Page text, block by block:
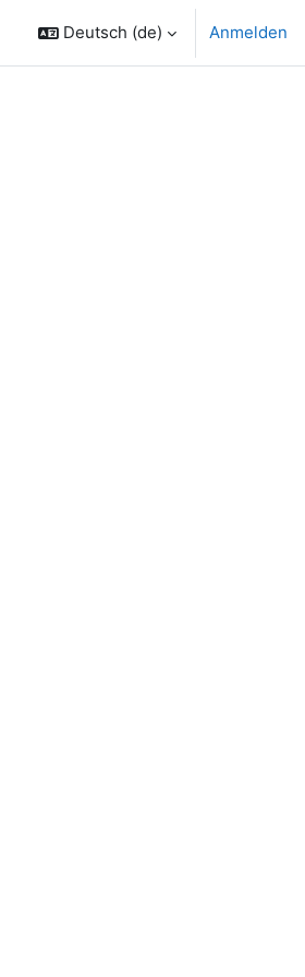
Deutsch ‎(de)‎ Anmelden